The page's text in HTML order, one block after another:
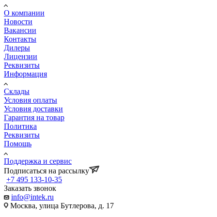
О компании
Новости
Вакансии
Контакты
Дилеры
Лицензии
Реквизиты
Информация
Склады
Условия оплаты
Условия доставки
Гарантия на товар
Политика
Реквизиты
Помощь
Поддержка и сервис
Подписаться на рассылку
+7 495 133-10-35
Заказать звонок
info@intek.ru
Москва, улица Бутлерова, д. 17